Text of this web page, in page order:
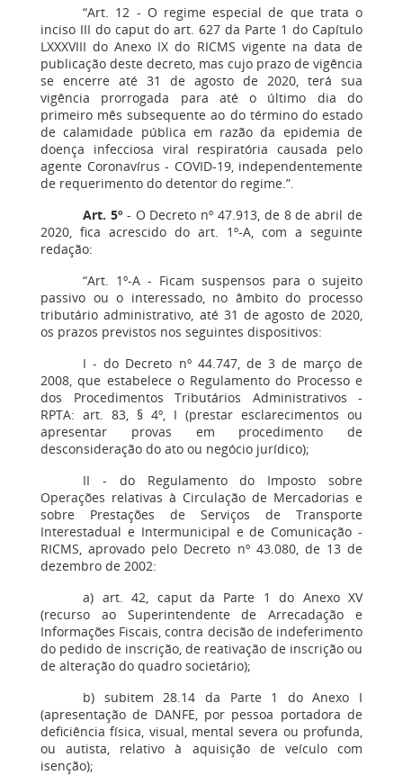
“Art. 12 - O regime especial de que trata o
inciso III do caput do art. 627 da Parte 1 do Capítulo
LXXXVIII do Anexo IX do RICMS vigente na data de
publicação deste decreto, mas cujo prazo de vigência
se encerre até 31 de agosto de 2020, terá sua
vigência prorrogada para até o último dia do
primeiro mês subsequente ao do término do estado
de calamidade pública em razão da epidemia de
doença infecciosa viral respiratória causada pelo
agente Coronavírus - COVID-19, independentemente
de requerimento do detentor do regime.”.
Art. 5º - O Decreto nº 47.913, de 8 de abril de
2020, fica acrescido do art. 1º-A, com a seguinte
redação:
“Art. 1º-A - Ficam suspensos para o sujeito
passivo ou o interessado, no âmbito do processo
tributário administrativo, até 31 de agosto de 2020,
os prazos previstos nos seguintes dispositivos:
I - do Decreto nº 44.747, de 3 de março de
2008, que estabelece o Regulamento do Processo e
dos Procedimentos Tributários Administrativos -
RPTA: art. 83, § 4º, I (prestar esclarecimentos ou
apresentar provas em procedimento de
desconsideração do ato ou negócio jurídico);
II - do Regulamento do Imposto sobre
Operações relativas à Circulação de Mercadorias e
sobre Prestações de Serviços de Transporte
Interestadual e Intermunicipal e de Comunicação -
RICMS, aprovado pelo Decreto nº 43.080, de 13 de
dezembro de 2002:
a) art. 42, caput da Parte 1 do Anexo XV
(recurso ao Superintendente de Arrecadação e
Informações Fiscais, contra decisão de indeferimento
do pedido de inscrição, de reativação de inscrição ou
de alteração do quadro societário);
b) subitem 28.14 da Parte 1 do Anexo I
(apresentação de DANFE, por pessoa portadora de
deficiência física, visual, mental severa ou profunda,
ou autista, relativo à aquisição de veículo com
isenção);